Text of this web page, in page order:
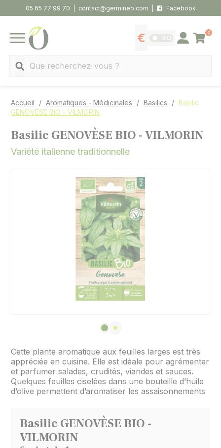
05 65 77 99 70 contact@germineo.com Facebook
MENU
Afficher les tarifs
BIO Se connecter
0
Panier
Accueil Aromatiques - Médicinales Basilics
Basilic
GENOVÈSE BIO - VILMORIN
Basilic GENOVÈSE BIO - VILMORIN
Variété italienne traditionnelle
Cette plante aromatique aux feuilles larges est très
appréciée en cuisine. Elle est idéale pour agrémenter
et parfumer salades, crudités, viandes et sauces.
Quelques feuilles ciselées dans une bouteille d’huile
d’olive permettent d’aromatiser les assaisonnements
Basilic GENOVÈSE BIO -
VILMORIN
Panneau de gestion des cookies